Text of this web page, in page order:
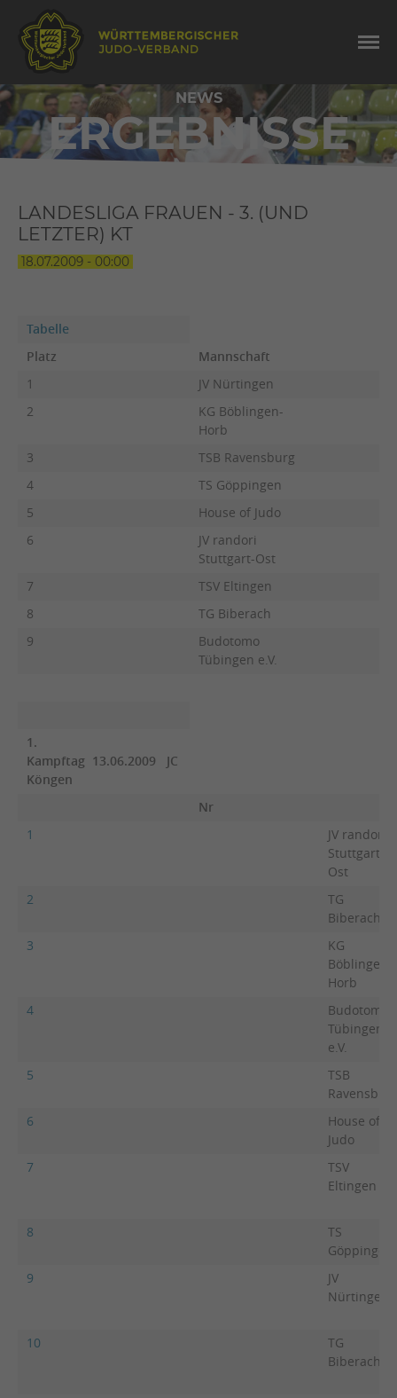
NEWS
ERGEBNISSE
LANDESLIGA FRAUEN - 3. (UND
LETZTER) KT
18.07.2009 - 00:00
Tabelle
Platz
Mannschaft
1
JV Nürtingen
2
KG Böblingen-
Horb
3
TSB Ravensburg
4
TS Göppingen
5
House of Judo
6
JV randori
Stuttgart-Ost
7
TSV Eltingen
8
TG Biberach
9
Budotomo
Tübingen e.V.
1.
Kampftag 13.06.2009 JC
Köngen
Nr
1
JV randori
Stuttgart-
Ost
2
TG
Biberach
3
KG
Böblingen-
Horb
4
Budotomo
Tübingen
e.V.
5
TSB
6
House of
Judo
7
TSV
Eltingen
8
TS
Göppingen
9
JV
Nürtingen
10
TG
Biberach